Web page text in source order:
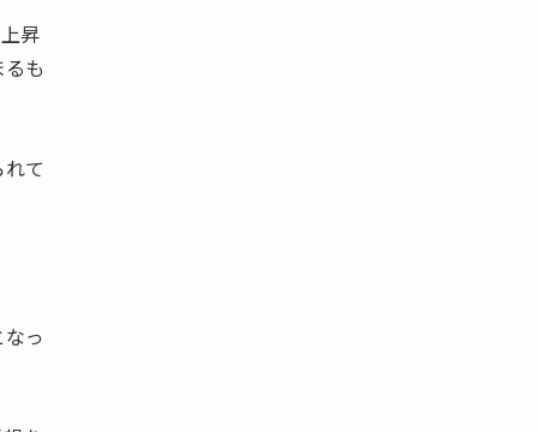
昇
も
て
っ